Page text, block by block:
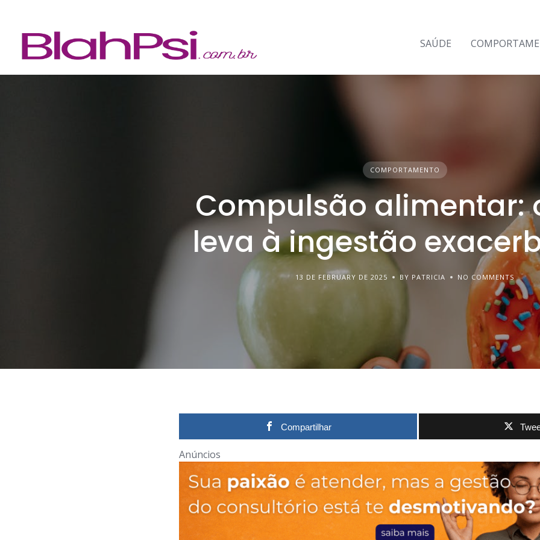
SAÚDE
COMPORTAMENTO
Compulsão alimentar:
leva à ingestão
13 DE FEBRUARY DE 2025 BY PATRICIA NO COMMENTS
Compartilhar
Anúncios